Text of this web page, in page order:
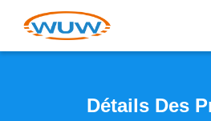
Détails Des